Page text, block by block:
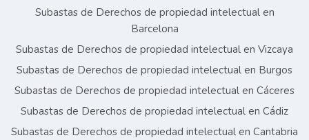
Subastas de Derechos de propiedad intelectual en
Barcelona
Subastas de Derechos de propiedad intelectual en Vizcaya
Subastas de Derechos de propiedad intelectual en Burgos
Subastas de Derechos de propiedad intelectual en Cáceres
Subastas de Derechos de propiedad intelectual en Cádiz
Subastas de Derechos de propiedad intelectual en Cantabria